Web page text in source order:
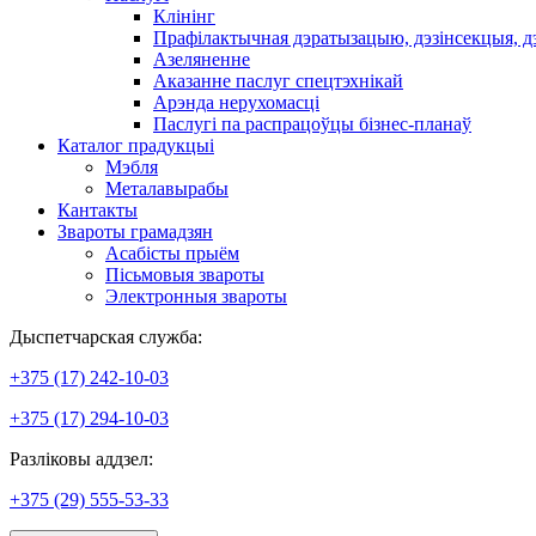
Клінінг
Прафілактычная дэратызацыю, дэзiнсекцыя,
Азеляненне
Аказанне паслуг спецтэхнікай
Арэнда нерухомасці
Паслугі па распрацоўцы бізнес-планаў
Каталог прадукцыі
Мэбля
Металавырабы
Кантакты
Звароты грамадзян
Асабісты прыём
Пісьмовыя звароты
Электронныя звароты
Дыспетчарская служба:
+375 (17) 242-10-03
+375 (17) 294-10-03
Разліковы аддзел:
+375 (29) 555-53-33